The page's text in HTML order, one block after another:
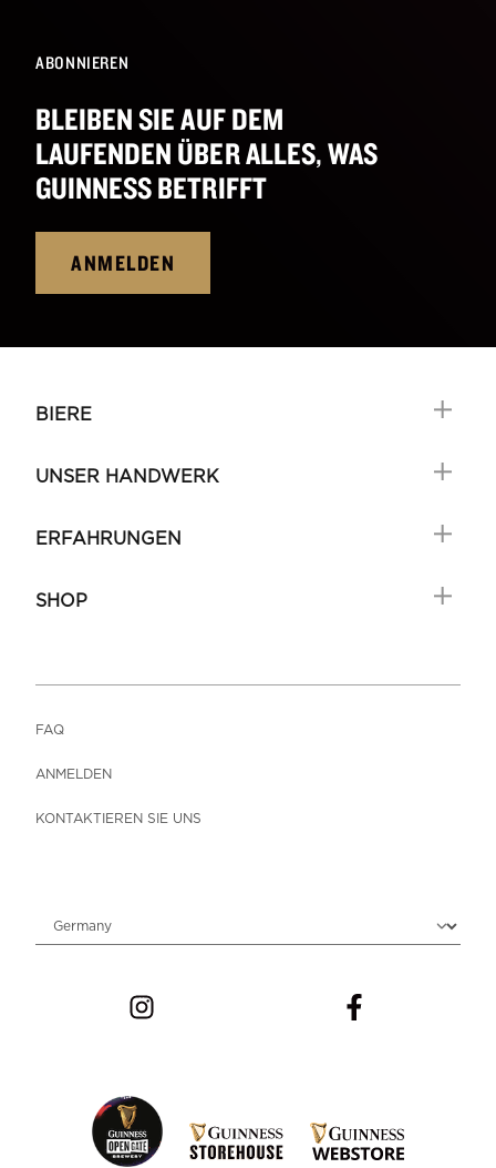
ABONNIEREN
BLEIBEN SIE AUF DEM
LAUFENDEN ÜBER ALLES, WAS
GUINNESS BETRIFFT
ANMELDEN
BIERE
UNSER HANDWERK
ERFAHRUNGEN
SHOP
FAQ
ANMELDEN
KONTAKTIEREN SIE UNS
Choose locale